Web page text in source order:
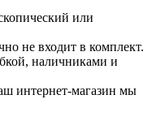
или
не входит в комплект.
наличниками и
интернет-магазин мы